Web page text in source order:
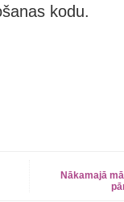
kodu.
Nākamajā